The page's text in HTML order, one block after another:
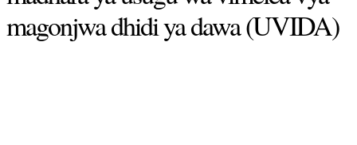
magonjwa dhidi ya dawa (UVIDA)